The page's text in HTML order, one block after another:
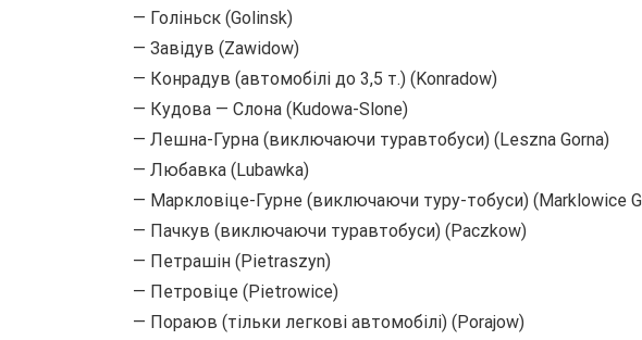
— Голіньск (Golinsk)
— Завідув (Zawidow)
— Конрадув (автомобілі до 3,5 т.) (Konradow)
— Кудова — Слона (Kudowa-Slone)
— Лешна-Гурна (виключаючи туравтобуси) (Leszna Gorna)
— Любавка (Lubawka)
— Маркловіце-Гурне (виключаючи туру-тобуси) (Marklowice
— Пачкув (виключаючи туравтобуси) (Paczkow)
— Петрашін (Pietraszyn)
— Петровіце (Pietrowice)
— Пораюв (тільки легкові автомобілі) (Porajow)